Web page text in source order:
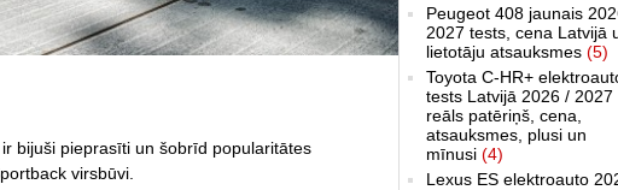
bijuši pieprasīti un šobrīd popularitātes
virsbūvi.
Peugeot 408 jaunais
2027 tests, cena Latvijā
lietotāju atsauksmes (5)
Toyota C-HR+
tests Latvijā 2026 / 2027
reāls patēriņš, cena,
atsauksmes, plusi un
mīnusi (4)
Lexus ES elektroauto